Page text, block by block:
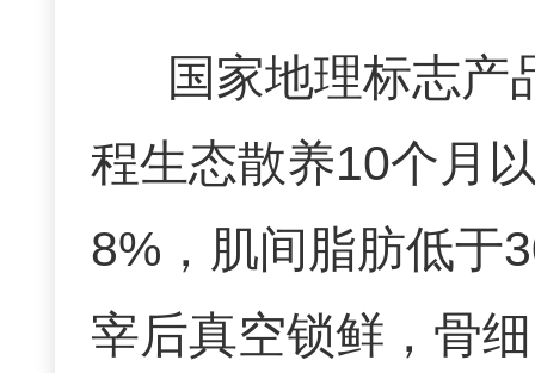
国家地理标志产
程生态散养10个月
8%，肌间脂肪低于
宰后真空锁鲜，骨